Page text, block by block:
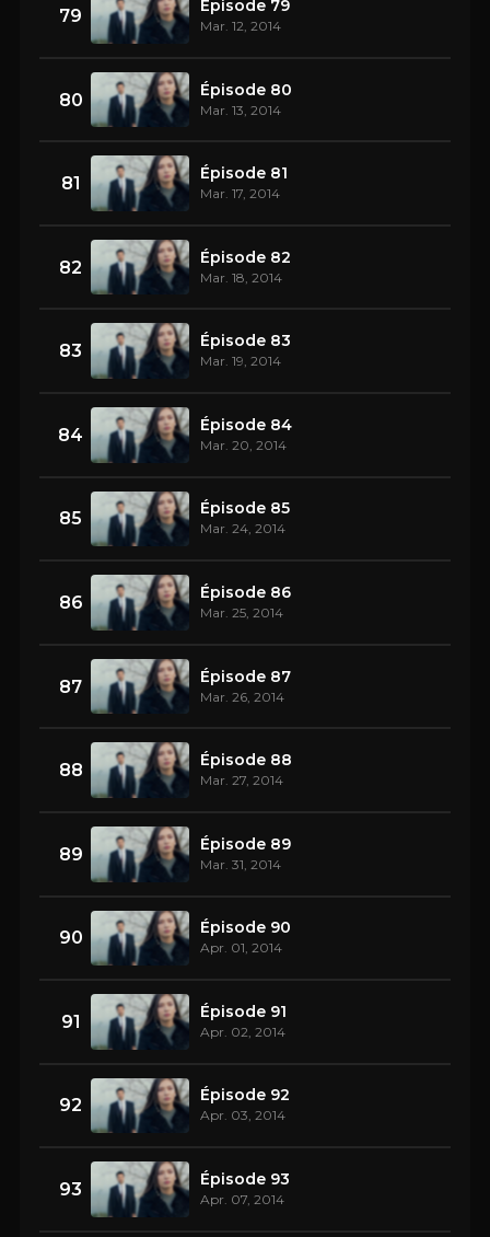
79 Épisode 79
Mar. 12, 2014
80 Épisode 80
Mar. 13, 2014
81 Épisode 81
Mar. 17, 2014
82 Épisode 82
Mar. 18, 2014
83 Épisode 83
Mar. 19, 2014
84 Épisode 84
Mar. 20, 2014
85 Épisode 85
Mar. 24, 2014
86 Épisode 86
Mar. 25, 2014
87 Épisode 87
Mar. 26, 2014
88 Épisode 88
Mar. 27, 2014
89 Épisode 89
Mar. 31, 2014
90 Épisode 90
Apr. 01, 2014
91 Épisode 91
Apr. 02, 2014
92 Épisode 92
Apr. 03, 2014
93 Épisode 93
Apr. 07, 2014